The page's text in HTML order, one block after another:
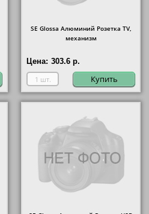
SE Glossa Алюминий Розетка TV,
механизм
Цена: 303.6 р.
Купить